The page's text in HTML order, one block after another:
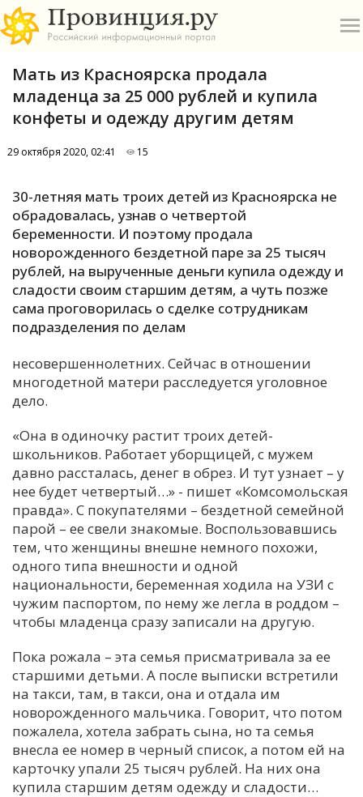
А
Б
В
И
К
М
Н
П
С
Т
У
Х
Я
Мать из Красноярска продала
младенца за 25 000 рублей и купила
конфеты и одежду другим детям
29 октября 2020, 02:41 15
30-летняя мать троих детей из Красноярска не
обрадовалась, узнав о четвертой
беременности. И поэтому продала
новорожденного бездетной паре за 25 тысяч
рублей, на вырученные деньги купила одежду и
сладости своим старшим детям, а чуть позже
сама проговорилась о сделке сотрудникам
подразделения по делам
несовершеннолетних. Сейчас в отношении
многодетной матери расследуется уголовное
дело.
«Она в одиночку растит троих детей-
школьников. Работает уборщицей, с мужем
давно рассталась, денег в обрез. И тут узнает – у
нее будет четвертый…» - пишет «Комсомольская
правда». С покупателями – бездетной семейной
парой – ее свели знакомые. Воспользовавшись
тем, что женщины внешне немного похожи,
одного типа внешности и одной
национальности, беременная ходила на УЗИ с
чужим паспортом, по нему же легла в роддом –
чтобы младенца сразу записали на другую.
Пока рожала – эта семья присматривала за ее
старшими детьми. А после выписки встретили
на такси, там, в такси, она и отдала им
новорожденного мальчика. Говорит, что потом
пожалела, хотела забрать сына, но та семья
внесла ее номер в черный список, а потом ей на
карточку упали 25 тысяч рублей. На них она
купила старшим детям одежду и сладости…